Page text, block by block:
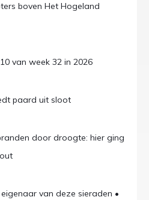
boven Het Hogeland
van week 32 in 2026
paard uit sloot
door droogte: hier ging
van deze sieraden •